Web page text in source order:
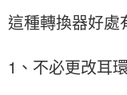
這種轉換器好處
1、不必更改耳